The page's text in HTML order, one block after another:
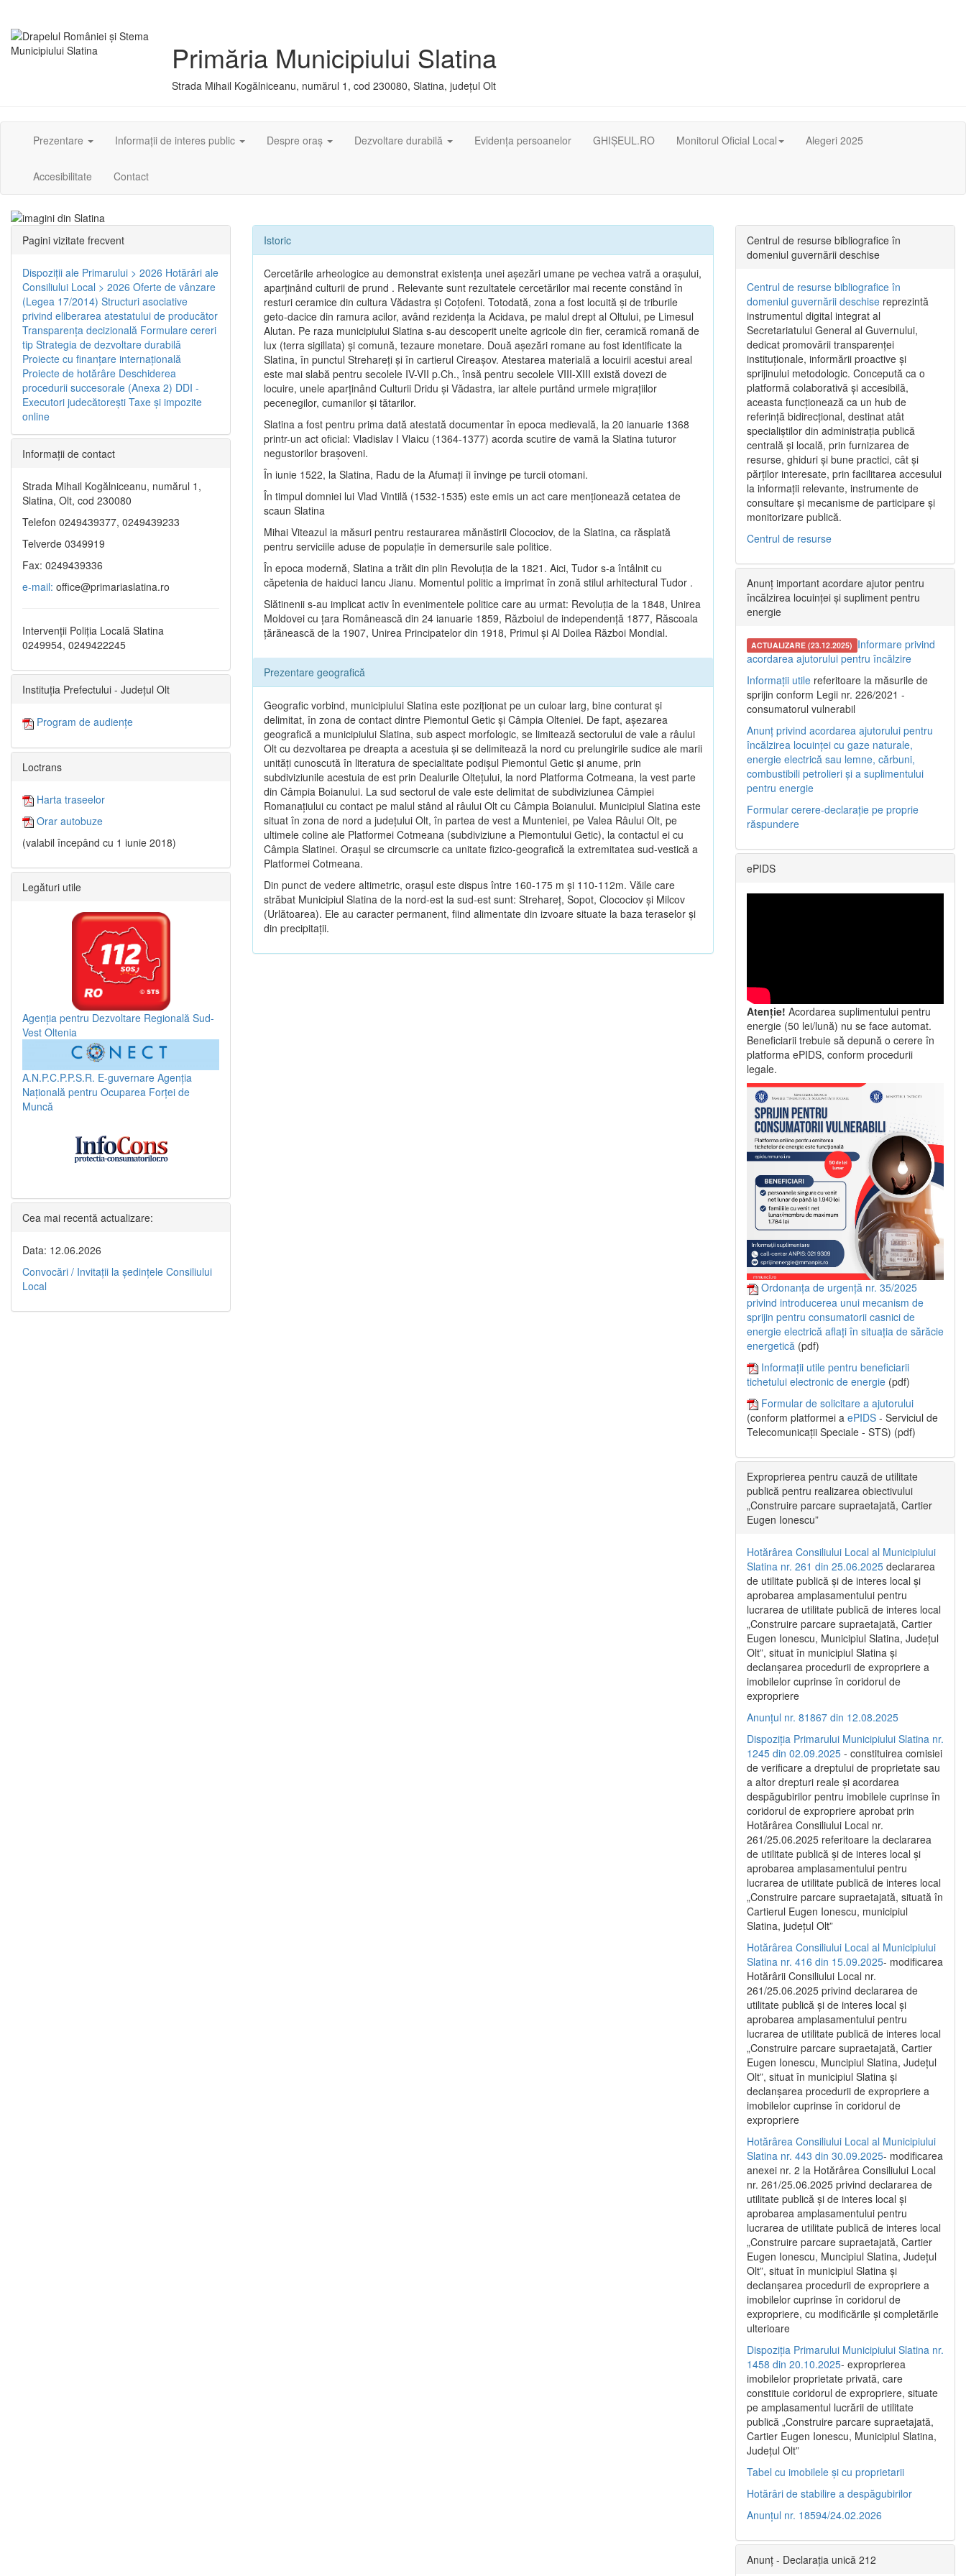
Primăria Municipiului Slatina
Strada Mihail Kogălniceanu, numărul 1, cod 230080, Slatina, județul Olt
Prezentare Informații de interes public Despre oraș Dezvoltare durabilă Evidența persoanelor GHIȘEUL.RO Monitorul Oficial Local Alegeri 2025
Accesibilitate Contact
Istoric
Cercetările arheologice au demonstrat existenţa unei aşezări umane pe vechea vatră a oraşului,
aparţinând culturii de prund . Relevante sunt rezultatele cercetărilor mai recente constând în
resturi ceramice din cultura Vădastra şi Coţofeni. Totodată, zona a fost locuită şi de triburile
geto-dacice din ramura acilor, având rezidenţa la Acidava, pe malul drept al Oltului, pe Limesul
Alutan. Pe raza municipiului Slatina s-au descoperit unelte agricole din fier, ceramică romană de
lux (terra sigillata) şi comună, tezaure monetare. Două aşezări romane au fost identificate la
Slatina, în punctul Strehareţi şi în cartierul Cireaşov. Atestarea materială a locuirii acestui areal
este mai slabă pentru secolele IV-VII p.Ch., însă pentru secolele VIII-XIII există dovezi de
locuire, unele aparţinând Culturii Dridu şi Vădastra, iar altele purtând urmele migraţiilor
pecenegilor, cumanilor şi tătarilor.
Slatina a fost pentru prima dată atestată documentar în epoca medievală, la 20 ianuarie 1368
printr-un act oficial: Vladislav I Vlaicu (1364-1377) acorda scutire de vamă la Slatina tuturor
negustorilor braşoveni.
În iunie 1522, la Slatina, Radu de la Afumaţi îi învinge pe turcii otomani.
În timpul domniei lui Vlad Vintilă (1532-1535) este emis un act care menţionează cetatea de
scaun Slatina
Mihai Viteazul ia măsuri pentru restaurarea mănăstirii Clocociov, de la Slatina, ca răsplată
pentru serviciile aduse de populaţie în demersurile sale politice.
În epoca modernă, Slatina a trăit din plin Revoluţia de la 1821. Aici, Tudor s-a întâlnit cu
căpetenia de haiduci Iancu Jianu. Momentul politic a imprimat în zonă stilul arhitectural Tudor .
Slătinenii s-au implicat activ în evenimentele politice care au urmat: Revoluţia de la 1848, Unirea
Moldovei cu ţara Românească din 24 ianuarie 1859, Războiul de independenţă 1877, Răscoala
ţărănească de la 1907, Unirea Principatelor din 1918, Primul şi Al Doilea Război Mondial.
Prezentare geografică
Geografic vorbind, municipiului Slatina este poziţionat pe un culoar larg, bine conturat şi
delimitat, în zona de contact dintre Piemontul Getic şi Câmpia Olteniei. De fapt, aşezarea
geografică a municipiului Slatina, sub aspect morfologic, se limitează sectorului de vale a râului
Olt cu dezvoltarea pe dreapta a acestuia şi se delimitează la nord cu prelungirile sudice ale marii
unităţi cunoscută în literatura de specialitate podişul Piemontul Getic şi anume, prin
subdiviziunile acestuia de est prin Dealurile Olteţului, la nord Platforma Cotmeana, la vest parte
din Câmpia Boianului. La sud sectorul de vale este delimitat de subdiviziunea Câmpiei
Romanaţiului cu contact pe malul stând al râului Olt cu Câmpia Boianului. Municipiul Slatina este
situat în zona de nord a judeţului Olt, în partea de vest a Munteniei, pe Valea Râului Olt, pe
ultimele coline ale Platformei Cotmeana (subdiviziune a Piemontului Getic), la contactul ei cu
Câmpia Slatinei. Oraşul se circumscrie ca unitate fizico-geografică la extremitatea sud-vestică a
Platformei Cotmeana.
Din punct de vedere altimetric, oraşul este dispus între 160-175 m şi 110-112m. Văile care
străbat Municipiul Slatina de la nord-est la sud-est sunt: Strehareţ, Sopot, Clocociov şi Milcov
(Urlătoarea). Ele au caracter permanent, fiind alimentate din izvoare situate la baza teraselor şi
din precipitaţii.
Pagini vizitate frecvent
Dispoziţii ale Primarului > 2026 Hotărâri ale
Consiliului Local > 2026 Oferte de vânzare
(Legea 17/2014) Structuri asociative
privind eliberarea atestatului de producător
Transparenţa decizională Formulare cereri
tip Strategia de dezvoltare durabilă
Proiecte cu finanţare internaţională
Proiecte de hotărâre Deschiderea
procedurii succesorale (Anexa 2) DDI -
Executori judecătorești Taxe şi impozite
online
Informaţii de contact
Strada Mihail Kogălniceanu, numărul 1,
Slatina, Olt, cod 230080
Telefon 0249439377, 0249439233
Telverde 0349919
Fax: 0249439336
e-mail: office@primariaslatina.ro
Intervenții Poliția Locală Slatina
0249954, 0249422245
Instituția Prefectului - Județul Olt
Program de audiențe
Loctrans
Harta traseelor
Orar autobuze
(valabil începând cu 1 iunie 2018)
Legături utile
Agenția pentru Dezvoltare Regională Sud-
Vest Oltenia
A.N.P.C.P.P.S.R. E-guvernare Agenția
Națională pentru Ocuparea Forței de
Muncă
Cea mai recentă actualizare:
Data: 12.06.2026
Convocări / Invitaţii la şedinţele Consiliului
Local
Centrul de resurse bibliografice în
domeniul guvernării deschise
Centrul de resurse bibliografice în
domeniul guvernării deschise reprezintă
instrumentul digital integrat al
Secretariatului General al Guvernului,
dedicat promovării transparenței
instituționale, informării proactive și
sprijinului metodologic. Concepută ca o
platformă colaborativă și accesibilă,
aceasta funcționează ca un hub de
referință bidirecțional, destinat atât
specialiștilor din administrația publică
centrală și locală, prin furnizarea de
resurse, ghiduri și bune practici, cât și
părților interesate, prin facilitarea accesului
la informații relevante, instrumente de
consultare și mecanisme de participare și
monitorizare publică.
Centrul de resurse
Anunț important acordare ajutor pentru
încălzirea locuinței și supliment pentru
energie
ACTUALIZARE (23.12.2025) Informare privind
acordarea ajutorului pentru încălzire
Informații utile referitoare la măsurile de
sprijin conform Legii nr. 226/2021 -
consumatorul vulnerabil
Anunț privind acordarea ajutorului pentru
încălzirea locuinței cu gaze naturale,
energie electrică sau lemne, cărbuni,
combustibili petrolieri și a suplimentului
pentru energie
Formular cerere-declarație pe proprie
răspundere
ePIDS
Atenție! Acordarea suplimentului pentru
energie (50 lei/lună) nu se face automat.
Beneficiarii trebuie să depună o cerere în
platforma ePIDS, conform procedurii
legale.
Ordonanța de urgență nr. 35/2025
privind introducerea unui mecanism de
sprijin pentru consumatorii casnici de
energie electrică aflați în situația de sărăcie
energetică (pdf)
Informații utile pentru beneficiarii
tichetului electronic de energie (pdf)
Formular de solicitare a ajutorului
(conform platformei a ePIDS - Serviciul de
Telecomunicații Speciale - STS) (pdf)
Exproprierea pentru cauză de utilitate
publică pentru realizarea obiectivului
„Construire parcare supraetajată, Cartier
Eugen Ionescu”
Hotărârea Consiliului Local al Municipiului
Slatina nr. 261 din 25.06.2025 declararea
de utilitate publică și de interes local și
aprobarea amplasamentului pentru
lucrarea de utilitate publică de interes local
„Construire parcare supraetajată, Cartier
Eugen Ionescu, Municipiul Slatina, Județul
Olt”, situat în municipiul Slatina și
declanșarea procedurii de expropriere a
imobilelor cuprinse în coridorul de
expropriere
Anunțul nr. 81867 din 12.08.2025
Dispoziția Primarului Municipiului Slatina nr.
1245 din 02.09.2025 - constituirea comisiei
de verificare a dreptului de proprietate sau
a altor drepturi reale și acordarea
despăgubirilor pentru imobilele cuprinse în
coridorul de expropriere aprobat prin
Hotărârea Consiliului Local nr.
261/25.06.2025 referitoare la declararea
de utilitate publică și de interes local și
aprobarea amplasamentului pentru
lucrarea de utilitate publică de interes local
„Construire parcare supraetajată, situată în
Cartierul Eugen Ionescu, municipiul
Slatina, județul Olt”
Hotărârea Consiliului Local al Municipiului
Slatina nr. 416 din 15.09.2025- modificarea
Hotărârii Consiliului Local nr.
261/25.06.2025 privind declararea de
utilitate publică și de interes local și
aprobarea amplasamentului pentru
lucrarea de utilitate publică de interes local
„Construire parcare supraetajată, Cartier
Eugen Ionescu, Muncipiul Slatina, Județul
Olt”, situat în municipiul Slatina și
declanșarea procedurii de expropriere a
imobilelor cuprinse în coridorul de
expropriere
Hotărârea Consiliului Local al Municipiului
Slatina nr. 443 din 30.09.2025- modificarea
anexei nr. 2 la Hotărârea Consiliului Local
nr. 261/25.06.2025 privind declararea de
utilitate publică şi de interes local şi
aprobarea amplasamentului pentru
lucrarea de utilitate publică de interes local
„Construire parcare supraetajată, Cartier
Eugen Ionescu, Muncipiul Slatina, Judeţul
Olt”, situat în municipiul Slatina şi
declanşarea procedurii de expropriere a
imobilelor cuprinse în coridorul de
expropriere, cu modificările şi completările
ulterioare
Dispoziția Primarului Municipiului Slatina nr.
1458 din 20.10.2025- exproprierea
imobilelor proprietate privată, care
constituie coridorul de expropriere, situate
pe amplasamentul lucrării de utilitate
publică „Construire parcare supraetajată,
Cartier Eugen Ionescu, Municipiul Slatina,
Județul Olt”
Tabel cu imobilele și cu proprietarii
Hotărâri de stabilire a despăgubirilor
Anunțul nr. 18594/24.02.2026
Anunț - Declarația unică 212